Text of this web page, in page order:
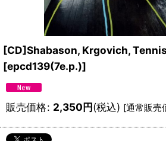
[CD]Shabason, Krgovich,
[epcd139(7e.p.)]
販売価格: 2,350円(税込) [通常販売